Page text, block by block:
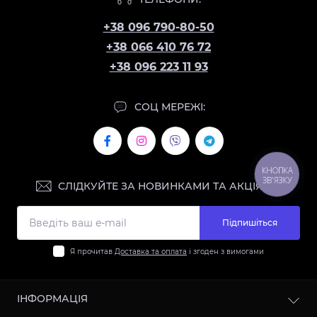
+38 096 790-80-50
+38 066 410 76 72
+38 096 223 11 93
СОЦ МЕРЕЖІ:
СЛІДКУЙТЕ ЗА НОВИНКАМИ ТА АКЦІЯМИ:
Підпишіться
Я прочитав Доставка та оплата і згоден з вимогами
ІНФОРМАЦІЯ
КНОПКА
ЗВ'ЯЗКУ